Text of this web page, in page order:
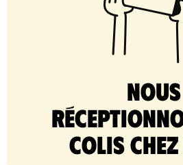
nous
colis